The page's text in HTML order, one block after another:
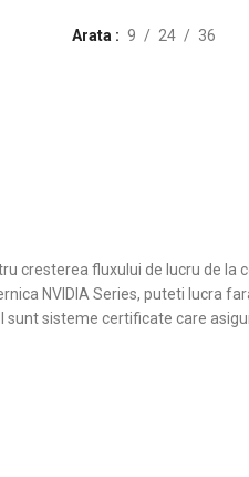
Arata 9 24 36
cresterea fluxului de lucru de la
NVIDIA Series, puteti lucra
sisteme certificate care